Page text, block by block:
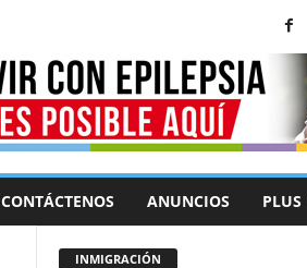
CONTÁCTENOS ANUNCIOS PLUS
INMIGRACIÓN